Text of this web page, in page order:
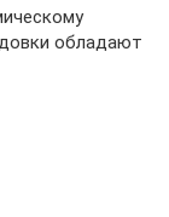
обладают